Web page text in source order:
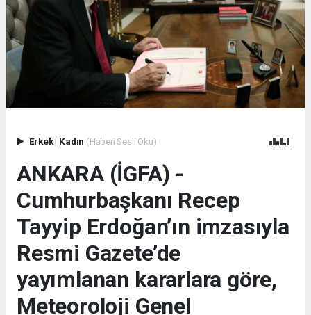
Erkek| Kadın (Haberi Sesli Oku)
ANKARA (İGFA) -
Cumhurbaşkanı Recep
Tayyip Erdoğan’ın imzasıyla
Resmi Gazete’de
yayımlanan kararlara göre,
Meteoroloji Genel